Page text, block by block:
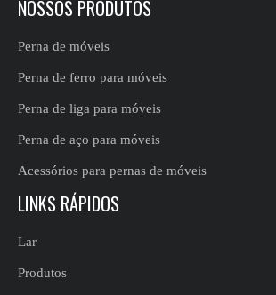
NOSSOS PRODUTOS
Perna de móveis
Perna de ferro para móveis
Perna de liga para móveis
Perna de aço para móveis
Acessórios para pernas de móveis
LINKS RÁPIDOS
Lar
Produtos